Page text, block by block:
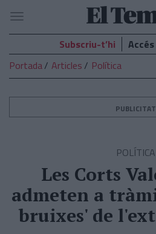
El
Temps
Navegació
Subscriu-t’hi
Portada
Articles Política
PUBLICITAT
POLÍTICA
Les Corts
admeten a
bruixes' de